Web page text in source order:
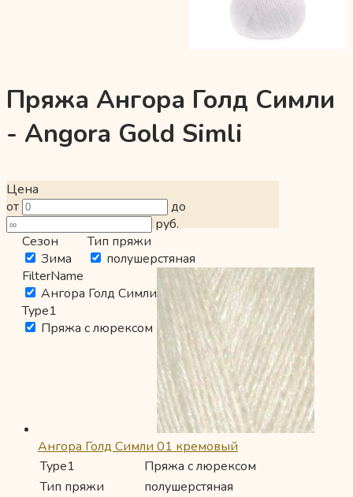
Пряжа Ангора Голд Симли
- Angora Gold Simli
Цена
от
до
руб.
Сезон
Зима
Тип пряжи
полушерстяная
FilterName
Ангора Голд Симли
Type1
Пряжа с люрексом
Ангора Голд Симли 01 кремовый
Type1
Пряжа с люрексом
Тип пряжи
полушерстяная